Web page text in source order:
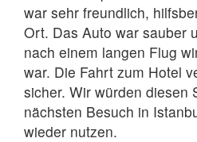
war sehr freundlich,
Ort. Das Auto war sauber
nach einem langen Flug
war. Die Fahrt zum Hotel
sicher. Wir würden diesen
nächsten Besuch in
wieder nutzen.